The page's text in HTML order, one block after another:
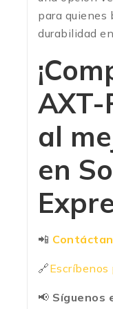
para quienes
durabilidad
AXT-
al
en
📲
🔗
📢 Síguenos